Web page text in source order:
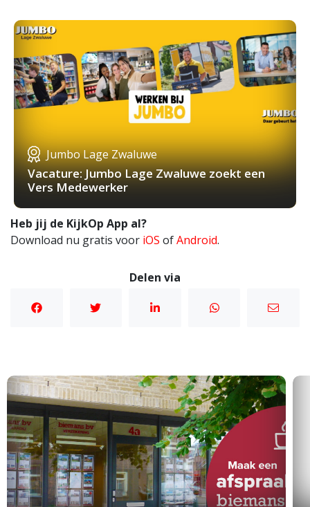
Jumbo Lage Zwaluwe
Vacature: Jumbo Lage Zwaluwe zoekt een
Vers Medewerker
Heb jij de KijkOp App al?
Download nu gratis voor iOS ofAndroid.
Delen via